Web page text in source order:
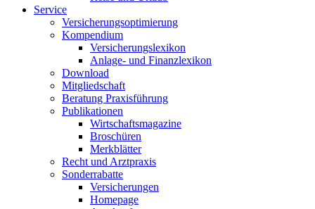
Service
Versicherungsoptimierung
Kompendium
Versicherungslexikon
Anlage- und Finanzlexikon
Download
Mitgliedschaft
Beratung Praxisführung
Publikationen
Wirtschaftsmagazine
Broschüren
Merkblätter
Recht und Arztpraxis
Sonderrabatte
Versicherungen
Homepage